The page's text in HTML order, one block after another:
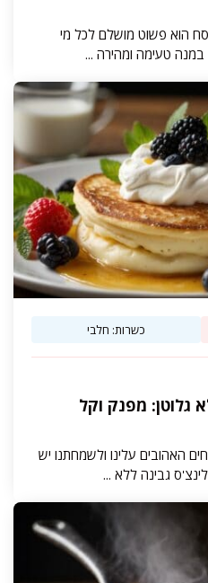
הוא פשוט מושלם לכל מי
טעימה ומהירה ...
כשרות: חלבי
גלוטן: מפנק וקל
האהובים עלינו ולשמחתנו יש
גבינה ללא ...